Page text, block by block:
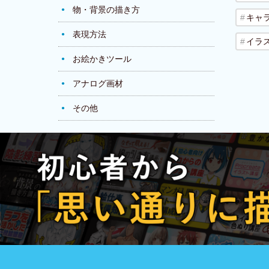
物・背景の描き方
表現方法
お絵かきツール
アナログ画材
その他
キャ
イラ